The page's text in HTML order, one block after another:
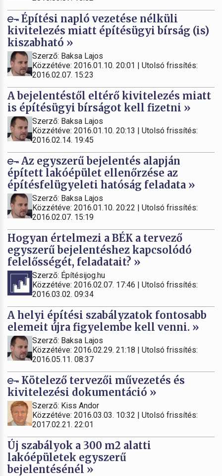
Építési napló vezetése nélküli
kivitelezés miatt építésügyi bírság (is)
kiszabható »
Szerző: Baksa Lajos
Közzétéve: 2016.01.10. 20:01 | Utolsó frissítés:
2016.02.07. 15:23
A bejelentéstől eltérő kivitelezés miatt
is építésügyi bírságot kell fizetni »
Szerző: Baksa Lajos
Közzétéve: 2016.01.10. 20:13 | Utolsó frissítés:
2016.02.14. 19:45
Az egyszerű bejelentés alapján
épített lakóépület ellenőrzése az
építésfelügyeleti hatóság feladata »
Szerző: Baksa Lajos
Közzétéve: 2016.01.10. 20:22 | Utolsó frissítés:
2016.02.07. 15:19
Hogyan értelmezi a BÉK a tervező
egyszerű bejelentéshez kapcsolódó
felelősségét, feladatait? »
Szerző: Építésijog.hu
Közzétéve: 2016.02.07. 17:46 | Utolsó frissítés:
2016.03.02. 09:34
A helyi építési szabályzatok fontosabb
elemeit újra figyelembe kell venni. »
Szerző: Baksa Lajos
Közzétéve: 2016.02.29. 21:18 | Utolsó frissítés:
2016.05.11. 08:37
Kötelező tervezői művezetés és
kivitelezési dokumentáció »
Szerző: Kiss Andor
Közzétéve: 2016.03.03. 10:32 | Utolsó frissítés:
2017.02.21. 22:01
Új szabályok a 300 m2 alatti
lakóépületek egyszerű
bejelentésénél »